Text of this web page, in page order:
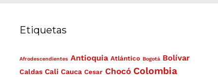
Etiquetas
Afrodescendientes Antioquia Atlántico Bogotá Bolívar
Caldas Cali Cauca Cesar Chocó Colombia